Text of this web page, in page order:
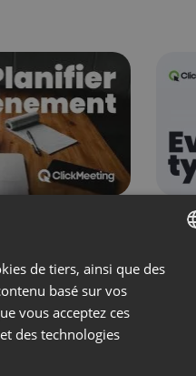
ENGLISH
de tiers, ainsi que des
basé sur vos
vous acceptez ces
des technologies